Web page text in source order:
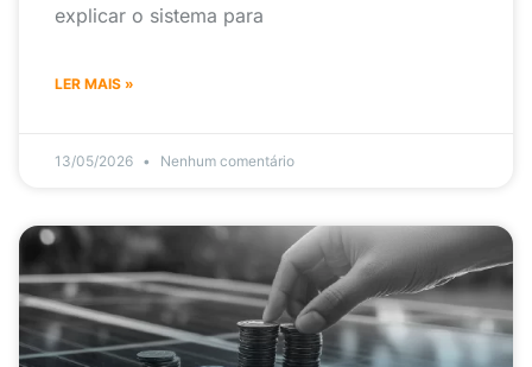
explicar o sistema para
LER MAIS »
13/05/2026 Nenhum comentário